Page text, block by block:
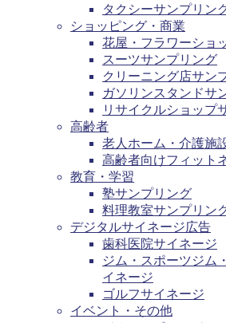
タクシーサンプリン
ショッピング・商業
花屋・フラワーショ
スーツサンプリング
クリーニング店サン
ガソリンスタンドサ
リサイクルショップ
高齢者
老人ホーム・介護施
高齢者向けフィット
教育・学習
塾サンプリング
料理教室サンプリン
デジタルサイネージ広告
歯科医院サイネージ
ジム・スポーツジム
イネージ
ゴルフサイネージ
イベント・その他